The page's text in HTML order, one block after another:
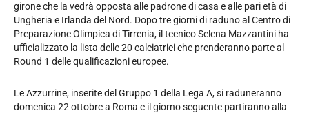
girone che la vedrà opposta alle padrone di casa e alle pari età di
Ungheria e Irlanda del Nord. Dopo tre giorni di raduno al Centro di
Preparazione Olimpica di Tirrenia, il tecnico Selena Mazzantini ha
ufficializzato la lista delle 20 calciatrici che prenderanno parte al
Round 1 delle qualificazioni europee.
Le Azzurrine, inserite del Gruppo 1 della Lega A, si raduneranno
domenica 22 ottobre a Roma e il giorno seguente partiranno alla